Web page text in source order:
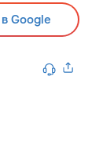
Google